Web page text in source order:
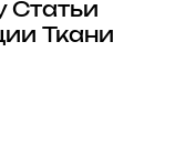
Статьи
Ткани